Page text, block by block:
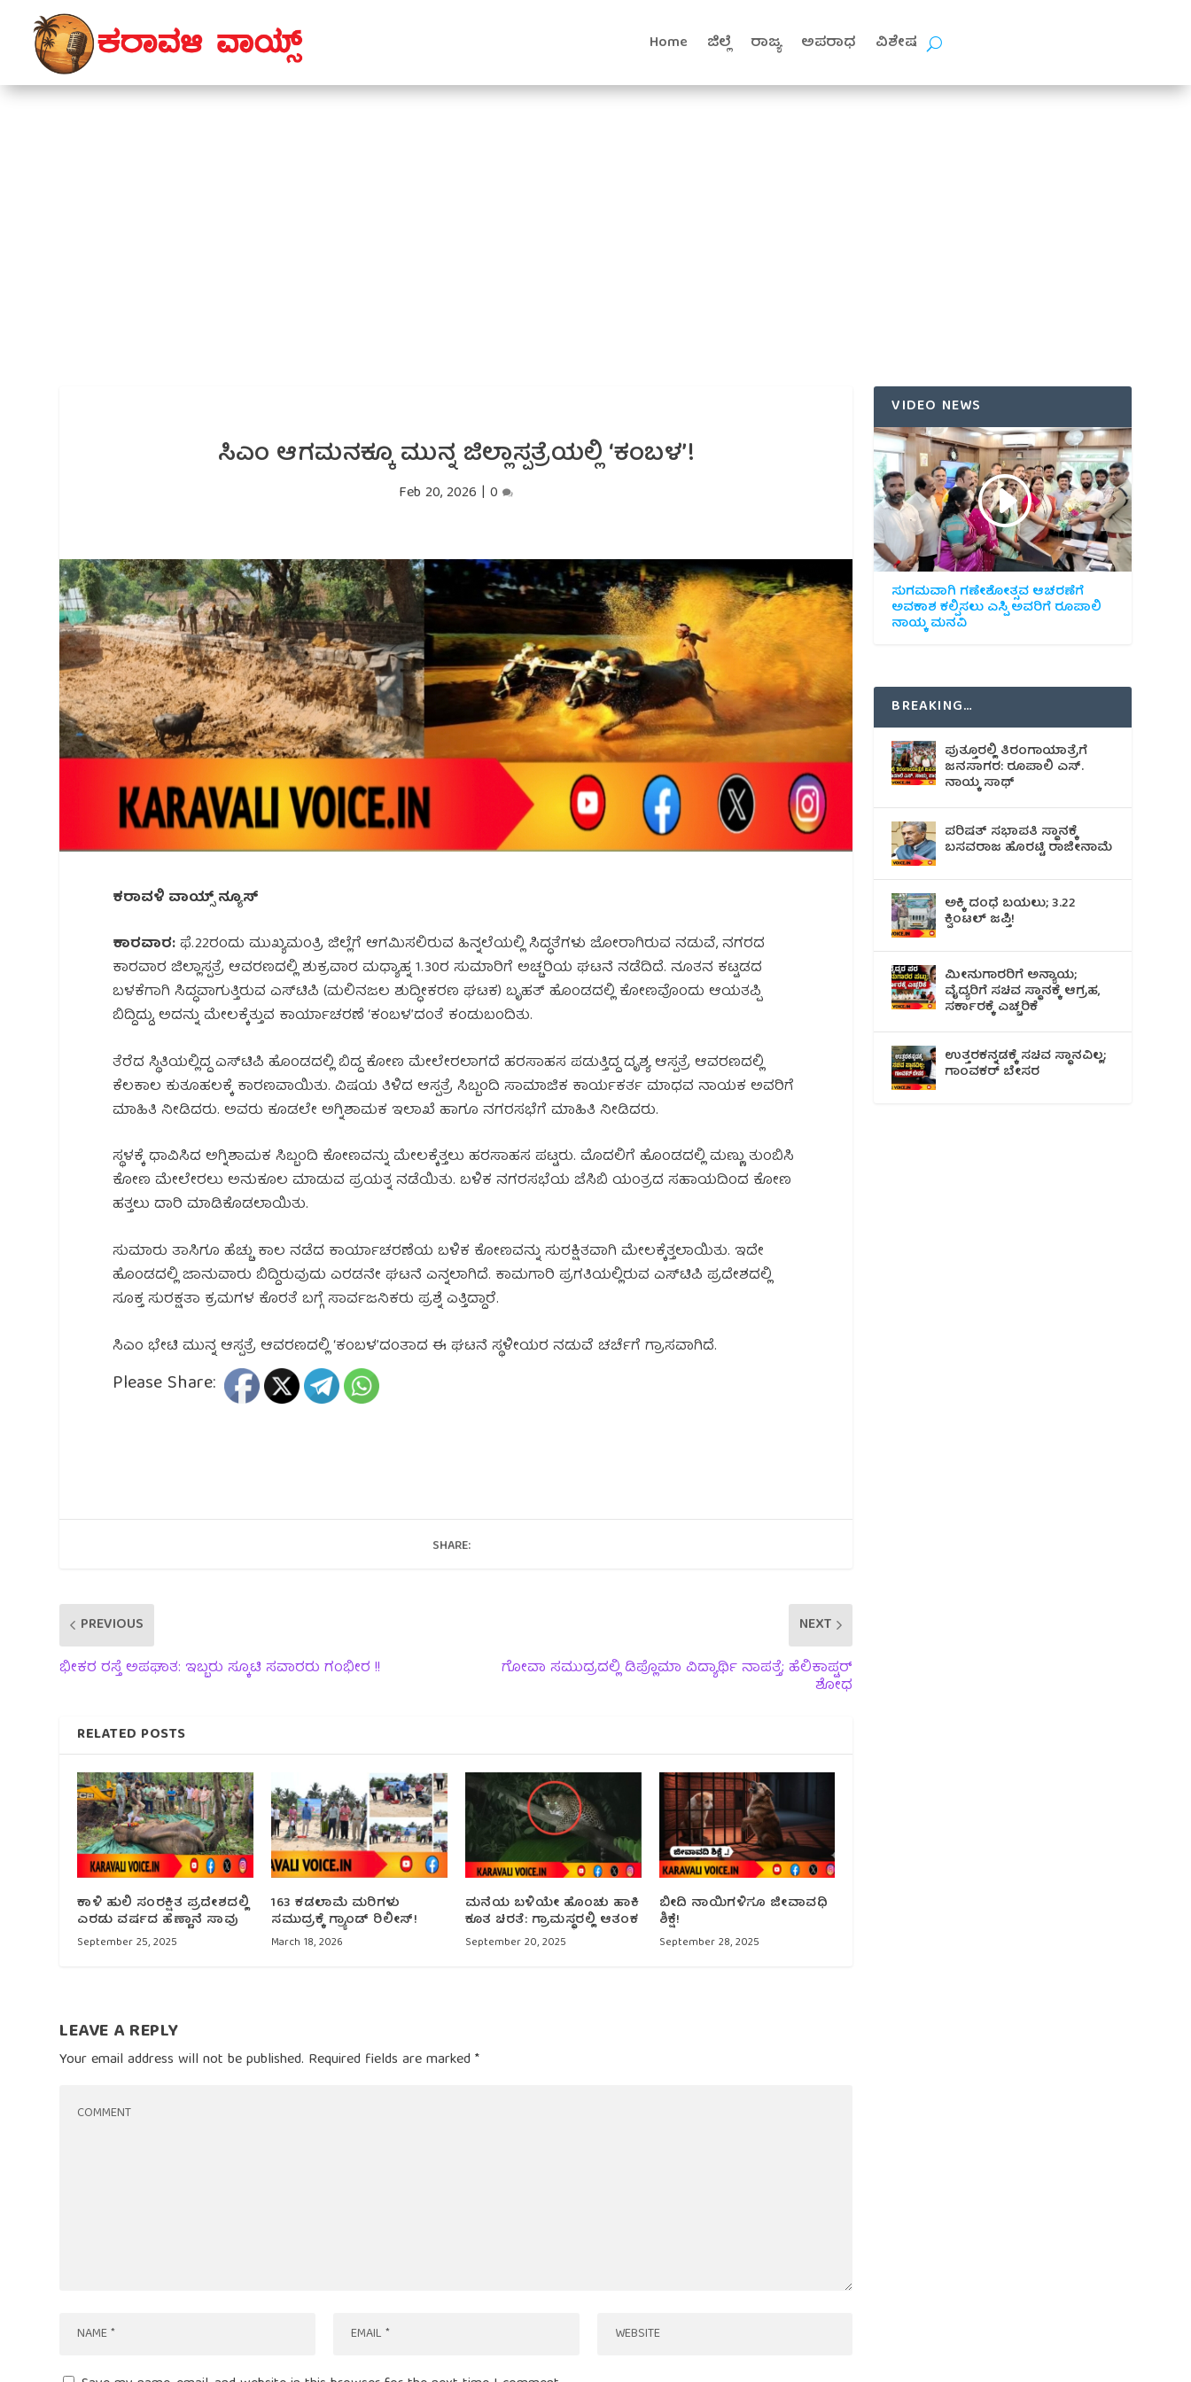
Home ಜಿಲ್ಲೆ ರಾಜ್ಯ ಅಪರಾಧ ವಿಶೇಷ
ಸಿಎಂ ಆಗಮನಕ್ಕೂ ಮುನ್ನ ಜಿಲ್ಲಾಸ್ಪತ್ರೆಯಲ್ಲಿ ‘ಕಂಬಳ’!
Feb 20, 2026 |0
ಕರಾವಳಿ ವಾಯ್ಸ್ ನ್ಯೂಸ್
ಕಾರವಾರ:ಫೆ.22ರಂದು ಮುಖ್ಯಮಂತ್ರಿ ಜಿಲ್ಲೆಗೆ ಆಗಮಿಸಲಿರುವ ಹಿನ್ನಲೆಯಲ್ಲಿ ಸಿದ್ಧತೆಗಳು ಜೋರಾಗಿರುವ ನಡುವೆ, ನಗರದ
ಕಾರವಾರ ಜಿಲ್ಲಾಸ್ಪತ್ರೆ ಆವರಣದಲ್ಲಿ ಶುಕ್ರವಾರ ಮಧ್ಯಾಹ್ನ 1.30ರ ಸುಮಾರಿಗೆ ಅಚ್ಚರಿಯ ಘಟನೆ ನಡೆದಿದೆ. ನೂತನ ಕಟ್ಟಡದ
ಬಳಕೆಗಾಗಿ ಸಿದ್ಧವಾಗುತ್ತಿರುವ ಎಸ್‌ಟಿಪಿ (ಮಲಿನಜಲ ಶುದ್ಧೀಕರಣ ಘಟಕ) ಬೃಹತ್ ಹೊಂಡದಲ್ಲಿ ಕೋಣವೊಂದು ಆಯತಪ್ಪಿ
ಬಿದ್ದಿದ್ದು, ಅದನ್ನು ಮೇಲಕ್ಕೆತ್ತುವ ಕಾರ್ಯಾಚರಣೆ ‘ಕಂಬಳ’ದಂತೆ ಕಂಡುಬಂದಿತು.
ತೆರೆದ ಸ್ಥಿತಿಯಲ್ಲಿದ್ದ ಎಸ್‌ಟಿಪಿ ಹೊಂಡದಲ್ಲಿ ಬಿದ್ದ ಕೋಣ ಮೇಲೇರಲಾಗದೆ ಹರಸಾಹಸ ಪಡುತ್ತಿದ್ದ ದೃಶ್ಯ ಆಸ್ಪತ್ರೆ ಆವರಣದಲ್ಲಿ
ಕೆಲಕಾಲ ಕುತೂಹಲಕ್ಕೆ ಕಾರಣವಾಯಿತು. ವಿಷಯ ತಿಳಿದ ಆಸ್ಪತ್ರೆ ಸಿಬ್ಬಂದಿ ಸಾಮಾಜಿಕ ಕಾರ್ಯಕರ್ತ ಮಾಧವ ನಾಯಕ ಅವರಿಗೆ
ಮಾಹಿತಿ ನೀಡಿದರು. ಅವರು ಕೂಡಲೇ ಅಗ್ನಿಶಾಮಕ ಇಲಾಖೆ ಹಾಗೂ ನಗರಸಭೆಗೆ ಮಾಹಿತಿ ನೀಡಿದರು.
ಸ್ಥಳಕ್ಕೆ ಧಾವಿಸಿದ ಅಗ್ನಿಶಾಮಕ ಸಿಬ್ಬಂದಿ ಕೋಣವನ್ನು ಮೇಲಕ್ಕೆತ್ತಲು ಹರಸಾಹಸ ಪಟ್ಟರು. ಮೊದಲಿಗೆ ಹೊಂಡದಲ್ಲಿ ಮಣ್ಣು ತುಂಬಿಸಿ
ಕೋಣ ಮೇಲೇರಲು ಅನುಕೂಲ ಮಾಡುವ ಪ್ರಯತ್ನ ನಡೆಯಿತು. ಬಳಿಕ ನಗರಸಭೆಯ ಜೆಸಿಬಿ ಯಂತ್ರದ ಸಹಾಯದಿಂದ ಕೋಣ
ಹತ್ತಲು ದಾರಿ ಮಾಡಿಕೊಡಲಾಯಿತು.
ಸುಮಾರು ತಾಸಿಗೂ ಹೆಚ್ಚು ಕಾಲ ನಡೆದ ಕಾರ್ಯಾಚರಣೆಯ ಬಳಿಕ ಕೋಣವನ್ನು ಸುರಕ್ಷಿತವಾಗಿ ಮೇಲಕ್ಕೆತ್ತಲಾಯಿತು. ಇದೇ
ಹೊಂಡದಲ್ಲಿ ಜಾನುವಾರು ಬಿದ್ದಿರುವುದು ಎರಡನೇ ಘಟನೆ ಎನ್ನಲಾಗಿದೆ. ಕಾಮಗಾರಿ ಪ್ರಗತಿಯಲ್ಲಿರುವ ಎಸ್‌ಟಿಪಿ ಪ್ರದೇಶದಲ್ಲಿ
ಸೂಕ್ತ ಸುರಕ್ಷತಾ ಕ್ರಮಗಳ ಕೊರತೆ ಬಗ್ಗೆ ಸಾರ್ವಜನಿಕರು ಪ್ರಶ್ನೆ ಎತ್ತಿದ್ದಾರೆ.
ಸಿಎಂ ಭೇಟಿ ಮುನ್ನ ಆಸ್ಪತ್ರೆ ಆವರಣದಲ್ಲಿ ‘ಕಂಬಳ’ದಂತಾದ ಈ ಘಟನೆ ಸ್ಥಳೀಯರ ನಡುವೆ ಚರ್ಚೆಗೆ ಗ್ರಾಸವಾಗಿದೆ.
Please Share:
SHARE:
PREVIOUS
ಭೀಕರ ರಸ್ತೆ ಅಪಘಾತ: ಇಬ್ಬರು ಸ್ಕೂಟಿ ಸವಾರರು ಗಂಭೀರ !!
NEXT
ಗೋವಾ ಸಮುದ್ರದಲ್ಲಿ ಡಿಪ್ಲೊಮಾ ವಿದ್ಯಾರ್ಥಿ ನಾಪತ್ತೆ; ಹೆಲಿಕಾಪ್ಟರ್
ಶೋಧ
RELATED POSTS
ಕಾಳಿ ಹುಲಿ ಸಂರಕ್ಷಿತ ಪ್ರದೇಶದಲ್ಲಿ
ಎರಡು ವರ್ಷದ ಹೆಣ್ಣಾನೆ ಸಾವು
September 25, 2025
163 ಕಡಲಾಮೆ ಮರಿಗಳು
ಸಮುದ್ರಕ್ಕೆ ಗ್ರ್ಯಾಂಡ್ ರಿಲೀಸ್!
March 18, 2026
ಮನೆಯ ಬಳಿಯೇ ಹೊಂಚು ಹಾಕಿ
ಕೂತ ಚಿರತೆ: ಗ್ರಾಮಸ್ಥರಲ್ಲಿ ಆತಂಕ
September 20, 2025
ಬೀದಿ ನಾಯಿಗಳಿಗೂ ಜೀವಾವಧಿ
ಶಿಕ್ಷೆ!
September 28, 2025
LEAVE A REPLY
Your email address will not be published. Required fields are marked*
VIDEO NEWS
ಸುಗಮವಾಗಿ ಗಣೇಶೋತ್ಸವ ಆಚರಣೆಗೆ
ಅವಕಾಶ ಕಲ್ಪಿಸಲು ಎಸ್ಪಿ ಅವರಿಗೆ ರೂಪಾಲಿ
ನಾಯ್ಕ ಮನವಿ
BREAKING…
ಪುತ್ತೂರಲ್ಲಿ ತಿರಂಗಾಯಾತ್ರೆಗೆ
ಜನಸಾಗರ: ರೂಪಾಲಿ ಎಸ್.
ನಾಯ್ಕ ಸಾಥ್
ಪರಿಷತ್ ಸಭಾಪತಿ ಸ್ಥಾನಕ್ಕೆ
ಬಸವರಾಜ ಹೊರಟ್ಟಿ ರಾಜೀನಾಮೆ
ಅಕ್ಕಿ ದಂಧೆ ಬಯಲು; 3.22
ಕ್ವಿಂಟಲ್ ಜಪ್ತಿ!
ಮೀನುಗಾರರಿಗೆ ಅನ್ಯಾಯ;
ವೈದ್ಯರಿಗೆ ಸಚಿವ ಸ್ಥಾನಕ್ಕೆ ಆಗ್ರಹ,
ಸರ್ಕಾರಕ್ಕೆ ಎಚ್ಚರಿಕೆ
ಉತ್ತರಕನ್ನಡಕ್ಕೆ ಸಚಿವ ಸ್ಥಾನವಿಲ್ಲ;
ಗಾಂವಕರ್ ಬೇಸರ